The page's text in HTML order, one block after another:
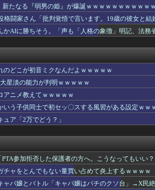
ット くれあさんシフト大変そう…【たんプリ】
の姫』が爆誕ｗｗｗｗｗｗｗｗｗｗｗ
やったけど満足できず
ただのデブwwwwwwwwwww
ースパイン」プラモデル【本日発売】
ぶっちゃけガチで正しかったｗｗｗｗ
』凄い事に気付いたｗｗｗｗ「ハンターハ...
ちコラボ、実装キャラ発表ｗｗｗ
「キャバ嬢はパチのクソ台」→X民絶賛の嵐ｗｗｗ...
の作品ってマジか！
現を諦めてないぞ【蓮ノ空】
ャラwww
判覚悟で言います。19歳の彼女と結婚しました...
判明ｗｗｗｗｗ
2000年のアニメ放送当時を上回る
あげた結果ｗｗｗｗ
ゝく´━━`ゝ【蓮ノ空】
メ化決定！！！！
付けってなに？
新たなる『弱男の姫』が爆誕ｗｗｗｗｗｗｗｗｗｗｗ
格闘家さん「批判覚悟で言います。19歳の彼女と
かAIに勝ちそう。「声も「人格の象徴」明記、法務
のどこが初音ミクなんだよｗｗｗｗｗ
大星淡の能力が判明ｗｗｗｗｗ
アニメ教えてｗｗｗｗｗ
いう子供同士で初セッ〇スする風習がある設定ｗｗ
ュア「2万でどう？」
PTA参加拒否した保護者の方へ。こうなってもいい？
チャをとんでもない量買い占めて炎上するｗｗｗｗ
ャバ嬢とバトル「キャバ嬢はパチのクソ台」→X民